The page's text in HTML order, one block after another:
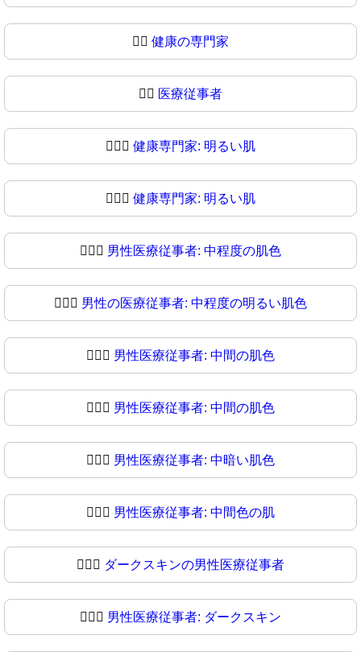
👨‍⚕️ 健康の専門家
👨‍⚕ 医療従事者
👨🏻‍⚕️ 健康専門家: 明るい肌
👨🏻‍⚕ 健康専門家: 明るい肌
👨🏼‍⚕️ 男性医療従事者: 中程度の肌色
👨🏼‍⚕ 男性の医療従事者: 中程度の明るい肌色
👨🏽‍⚕️ 男性医療従事者: 中間の肌色
👨🏽‍⚕ 男性医療従事者: 中間の肌色
👨🏾‍⚕️ 男性医療従事者: 中暗い肌色
👨🏾‍⚕ 男性医療従事者: 中間色の肌
👨🏿‍⚕️ ダークスキンの男性医療従事者
👨🏿‍⚕ 男性医療従事者: ダークスキン